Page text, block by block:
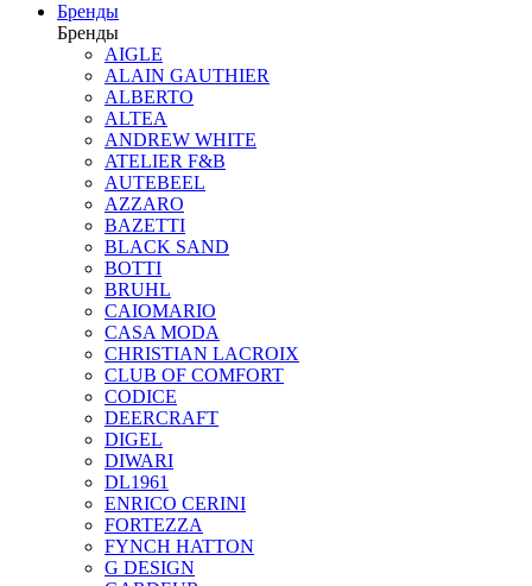
Бренды
Бренды
AIGLE
ALAIN GAUTHIER
ALBERTO
ALTEA
ANDREW WHITE
ATELIER F&B
AUTEBEEL
AZZARO
BAZETTI
BLACK SAND
BOTTI
BRUHL
CAIOMARIO
CASA MODA
CHRISTIAN LACROIX
CLUB OF COMFORT
CODICE
DEERCRAFT
DIGEL
DIWARI
DL1961
ENRICO CERINI
FORTEZZA
FYNCH HATTON
G DESIGN